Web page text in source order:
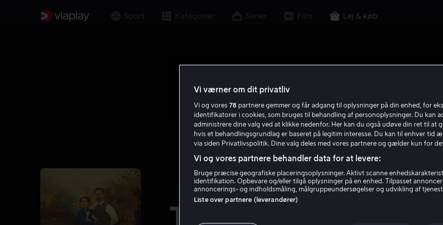
Sport Kategorier Serier Film Lej & køb
The Electrical Life Of
Vi værner om dit privatliv
Vi og vores 78 partnere gemmer og får adgang til oplysninger på din enhed, for
identifikatorer i cookies, som bruges til behandling af personoplysninger. Du kan
administrere dine valg ved at klikke nedenfor. Her kan du også udøve din ret til at
hvis et behandlingsgrundlag er baseret på legitim interesse. Du kan til enhver tid
via siden Privatlivspolitik. Dine valg deles med vores partnere og gælder kun for
Vi og vores partnere behandler data for at levere:
Bruge præcise geografiske placeringsoplysninger. Aktivt scanne
identifikation. Opbevare og/eller tilgå oplysninger på en enhed. Tilpasset
annoncerings- og indholdsmåling, målgruppeundersøgelser og udvikling af
Liste over partnere (leverandører)